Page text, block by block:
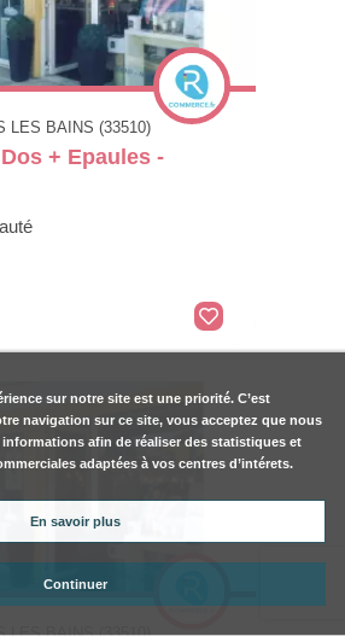
LES BAINS (33510)
+ Epaules -
sur notre site est une priorité. C’est
navigation sur ce site, vous acceptez que nous
afin de réaliser des statistiques et
adaptées à vos centres d’intérets.
En savoir plus
Continuer